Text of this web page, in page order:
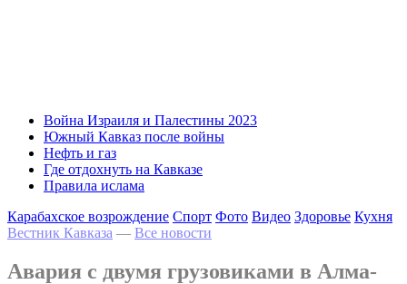
Война Израиля и Палестины 2023
Южный Кавказ после войны
Нефть и газ
Где отдохнуть на Кавказе
Правила ислама
Карабахское возрождение Спорт Фото Видео Здоровье Кухня
Вестник Кавказа — Все новости
Авария с двумя грузовиками в Алма-